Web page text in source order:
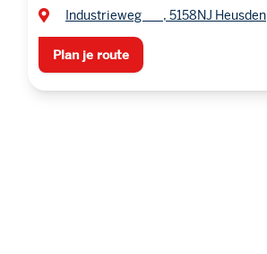
Industrieweg , 5158NJ Heusden
Plan je route